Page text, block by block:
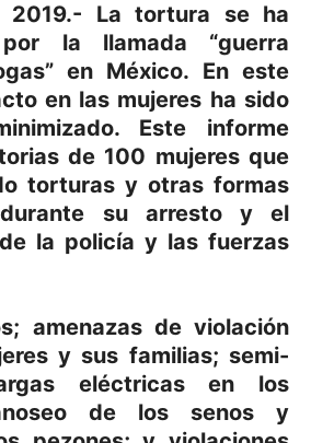
2019.- La tortura se ha
por la llamada “guerra
en México. En este
en las mujeres ha sido
Este informe
de 100 mujeres que
torturas y otras formas
su arresto y el
la policía y las fuerzas
amenazas de violación
y sus familias; semi-
eléctricas en los
de los senos y